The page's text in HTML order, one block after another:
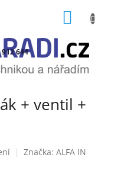
644
+ ventil +
Značka: ALFA IN